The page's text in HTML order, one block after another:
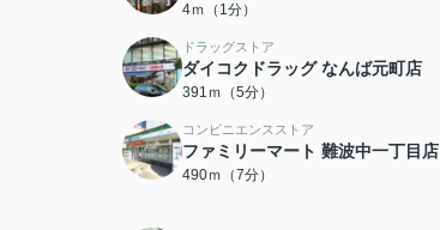
4ｍ（1分）
ドラッグストア
ダイコクドラッグ なんば元町店
391ｍ（5分）
コンビニエンスストア
ファミリーマート 難波中一丁目店
490ｍ（7分）